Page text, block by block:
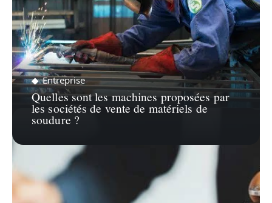
Entreprise
Quelles sont les machines proposées par
les sociétés de vente de matériels de
soudure ?